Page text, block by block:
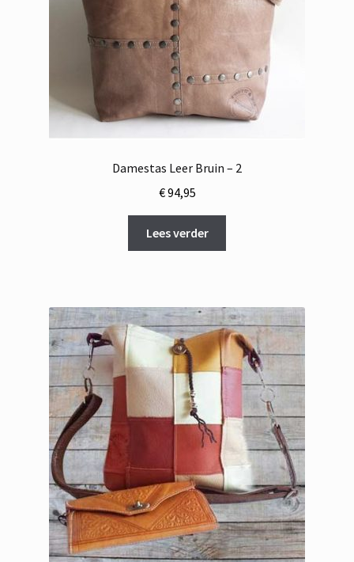
Damestas Leer Bruin – 2
€94,95
Lees verder